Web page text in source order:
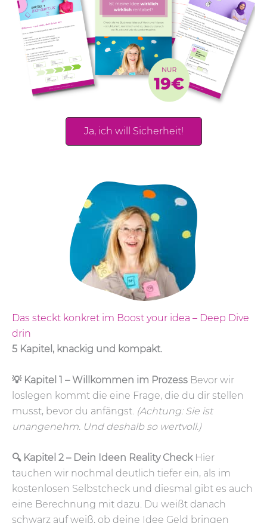
Ja, ich will Sicherheit!
Das steckt konkret im Boost your idea – Deep Dive
drin
5 Kapitel, knackig und kompakt.
💡 Kapitel 1 – Willkommen im Prozess Bevor wir
loslegen kommt die eine Frage, die du dir stellen
musst, bevor du anfängst. (Achtung: Sie ist
unangenehm. Und deshalb so wertvoll.)
🔍 Kapitel 2 – Dein Ideen Reality CheckHier
tauchen wir nochmal deutlich tiefer ein, als im
kostenlosen Selbstcheck und diesmal gibt es auch
eine Berechnung mit dazu. Du weißt danach
schwarz auf weiß, ob deine Idee Geld bringen